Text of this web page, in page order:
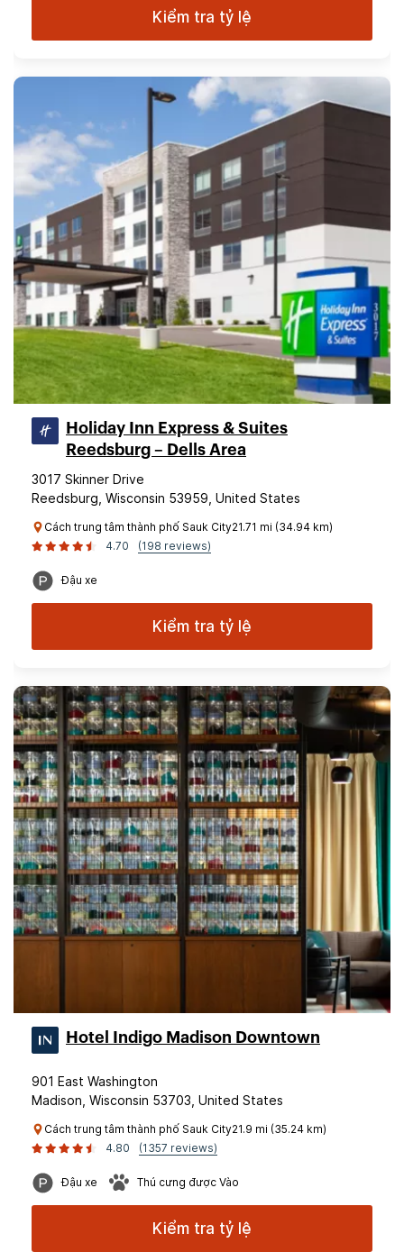
Kiểm tra tỷ lệ
Holiday Inn Express & Suites
Reedsburg – Dells Area
3017 Skinner Drive
Reedsburg, Wisconsin 53959, United States
Cách trung tâm thành phố Sauk City21.71 mi (34.94 km)
4.70
(198 reviews)
Đậu xe
Kiểm tra tỷ lệ
Hotel Indigo Madison Downtown
901 East Washington
Madison, Wisconsin 53703, United States
Cách trung tâm thành phố Sauk City21.9 mi (35.24 km)
4.80
(1357 reviews)
Đậu xe Thú cưng được Vào
Kiểm tra tỷ lệ